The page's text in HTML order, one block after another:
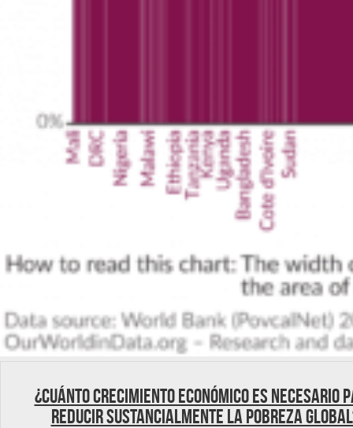
¿Cuánto crecimiento económico es necesario
reducir sustancialmente la pobreza